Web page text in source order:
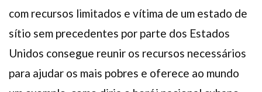
com recursos limitados e vítima de um estado de
sítio sem precedentes por parte dos Estados
Unidos consegue reunir os recursos necessários
para ajudar os mais pobres e oferece ao mundo